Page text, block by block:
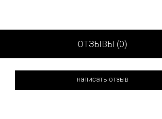
ОТЗЫВЫ (0)
написать отзыв